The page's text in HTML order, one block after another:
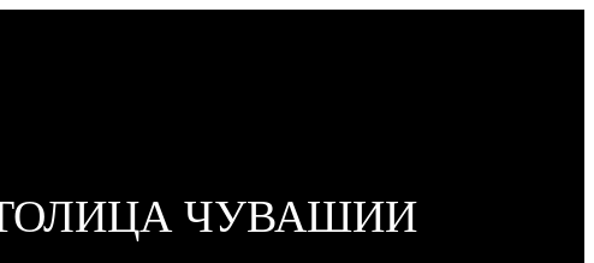
ЧУВАШИИ